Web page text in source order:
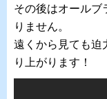
その後はオールブ
りません。
遠くから見ても迫
り上がります！